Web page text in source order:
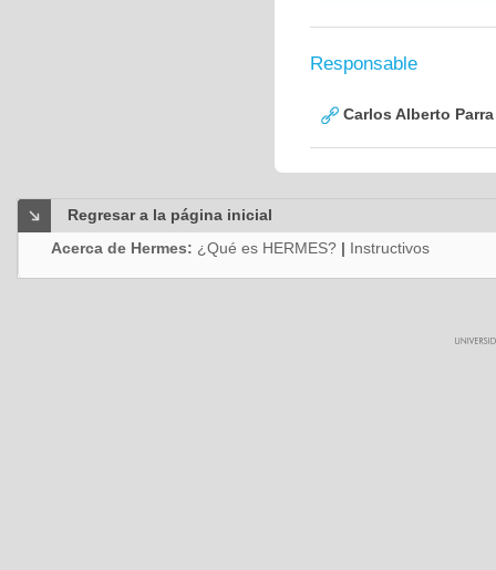
Responsable
Carlos Alberto
Regresar a la página inicial
Acerca de Hermes: ¿Qué es HERMES? | Instructivos